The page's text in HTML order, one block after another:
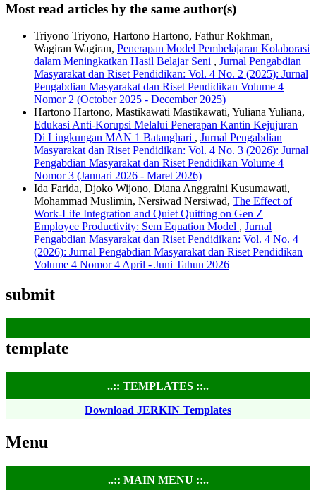
Most read articles by the same author(s)
Triyono Triyono, Hartono Hartono, Fathur Rokhman,
Wagiran Wagiran, Penerapan Model Pembelajaran Kolaborasi
dalam Meningkatkan Hasil Belajar Seni , Jurnal Pengabdian
Masyarakat dan Riset Pendidikan: Vol. 4 No. 2 (2025): Jurnal
Pengabdian Masyarakat dan Riset Pendidikan Volume 4
Nomor 2 (October 2025 - December 2025)
Hartono Hartono, Mastikawati Mastikawati, Yuliana Yuliana,
Edukasi Anti-Korupsi Melalui Penerapan Kantin Kejujuran
Di Lingkungan MAN 1 Batanghari , Jurnal Pengabdian
Masyarakat dan Riset Pendidikan: Vol. 4 No. 3 (2026): Jurnal
Pengabdian Masyarakat dan Riset Pendidikan Volume 4
Nomor 3 (Januari 2026 - Maret 2026)
Ida Farida, Djoko Wijono, Diana Anggraini Kusumawati,
Mohammad Muslimin, Nersiwad Nersiwad, The Effect of
Work-Life Integration and Quiet Quitting on Gen Z
Employee Productivity: Sem Equation Model , Jurnal
Pengabdian Masyarakat dan Riset Pendidikan: Vol. 4 No. 4
(2026): Jurnal Pengabdian Masyarakat dan Riset Pendidikan
Volume 4 Nomor 4 April - Juni Tahun 2026
submit
template
..:: TEMPLATES ::..
Download JERKIN Templates
Menu
..:: MAIN MENU ::..